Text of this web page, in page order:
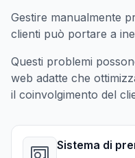
Gestire manualmente
clienti può portare a
Questi problemi
web adatte che
il coinvolgimento del
Sistema di